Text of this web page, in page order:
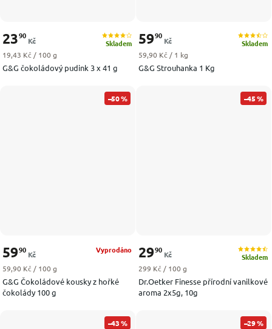
G&G čokoládový pudink 3 x 41 g
Skladem
2390
Kč
Měrná cena:
19,43 Kč / 100 g
G&G Strouhanka 1 Kg
Skladem
5990
Kč
Měrná cena:
59,90 Kč / 1 kg
–50 %
G&G Čokoládové kousky z hořké
čokolády 100 g
Vyprodáno
5990
Kč
Měrná cena:
59,90 Kč / 100 g
–45 %
Dr.Oetker Finesse přírodní vanilkové
aroma 2x5g, 10g
Skladem
2990
Kč
Měrná cena:
299 Kč / 100 g
–43 % –29 %